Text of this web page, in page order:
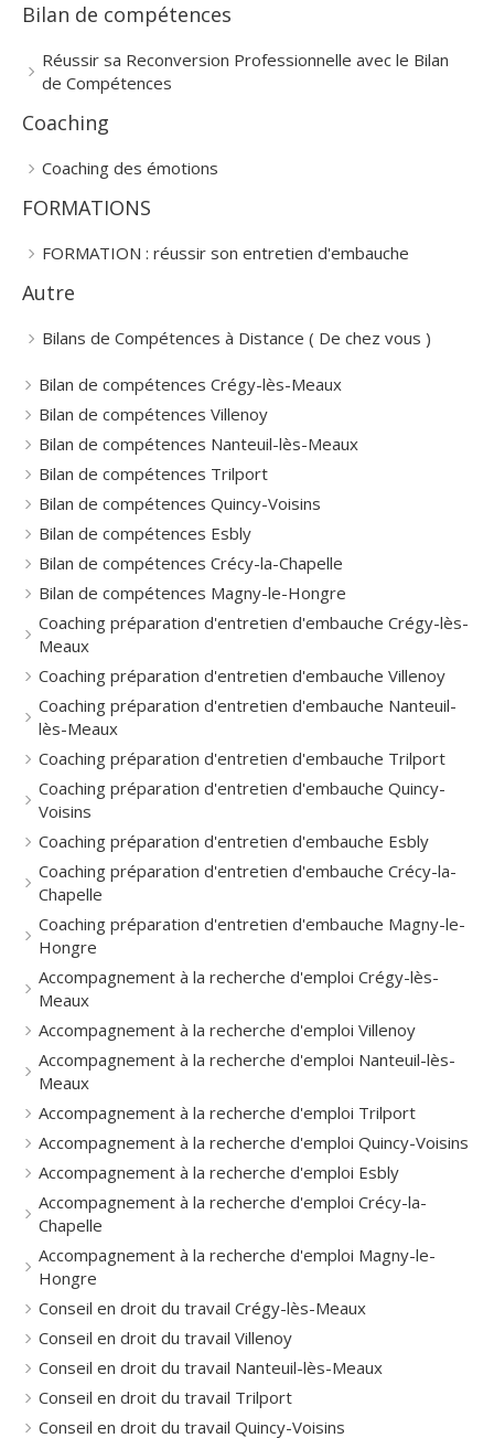
Bilan de compétences
Réussir sa Reconversion Professionnelle avec le Bilan
de Compétences
Coaching
Coaching des émotions
FORMATIONS
FORMATION : réussir son entretien d'embauche
Autre
Bilans de Compétences à Distance ( De chez vous )
Bilan de compétences Crégy-lès-Meaux
Bilan de compétences Villenoy
Bilan de compétences Nanteuil-lès-Meaux
Bilan de compétences Trilport
Bilan de compétences Quincy-Voisins
Bilan de compétences Esbly
Bilan de compétences Crécy-la-Chapelle
Bilan de compétences Magny-le-Hongre
Coaching préparation d'entretien d'embauche Crégy-lès-
Meaux
Coaching préparation d'entretien d'embauche Villenoy
Coaching préparation d'entretien d'embauche Nanteuil-
lès-Meaux
Coaching préparation d'entretien d'embauche Trilport
Coaching préparation d'entretien d'embauche Quincy-
Voisins
Coaching préparation d'entretien d'embauche Esbly
Coaching préparation d'entretien d'embauche Crécy-la-
Chapelle
Coaching préparation d'entretien d'embauche Magny-le-
Hongre
Accompagnement à la recherche d'emploi Crégy-lès-
Meaux
Accompagnement à la recherche d'emploi Villenoy
Accompagnement à la recherche d'emploi Nanteuil-lès-
Meaux
Accompagnement à la recherche d'emploi Trilport
Accompagnement à la recherche d'emploi Quincy-Voisins
Accompagnement à la recherche d'emploi Esbly
Accompagnement à la recherche d'emploi Crécy-la-
Chapelle
Accompagnement à la recherche d'emploi Magny-le-
Hongre
Conseil en droit du travail Crégy-lès-Meaux
Conseil en droit du travail Villenoy
Conseil en droit du travail Nanteuil-lès-Meaux
Conseil en droit du travail Trilport
Conseil en droit du travail Quincy-Voisins